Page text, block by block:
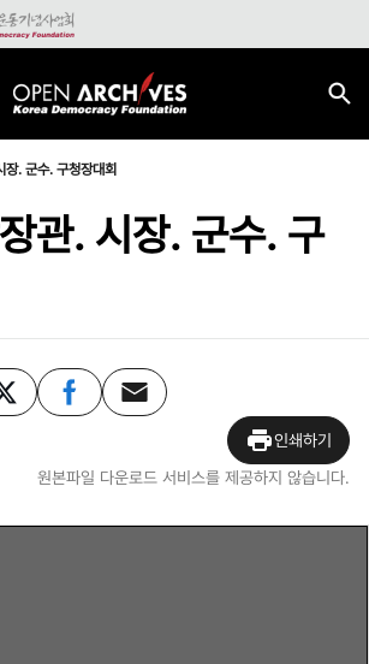
장. 군수. 구청장대회
관. 시장. 군수. 구
인쇄하기
원본파일 다운로드 서비스를 제공하지 않습니다.